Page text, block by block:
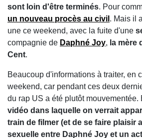
sont loin d'être terminés. Pour
un nouveau procès au civil . Mais il
une ce weekend, avec la fuite d'une
compagnie de Daphné Joy, la mère
Cent.
Beaucoup d'informations à traiter, en
weekend, car pendant ces deux
du rap US a été plutôt mouvementée.
vidéo dans laquelle on verrait
train de filmer (et de se faire plaisir
sexuelle entre Daphné Joy et un